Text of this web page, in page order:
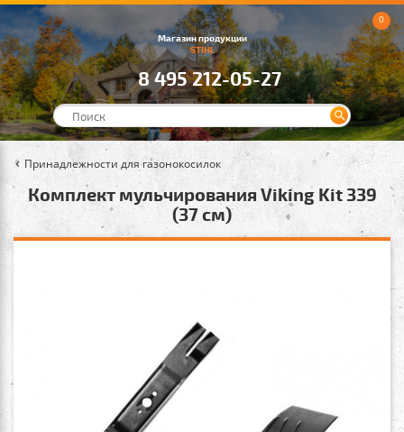
Магазин продукции
STIHL
8 495 212-05-27
0
Принадлежности для газонокосилок
Комплект мульчирования Viking Kit 339
(37 см)